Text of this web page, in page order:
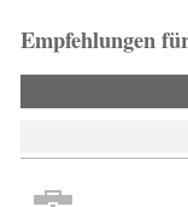
Empfehlungen